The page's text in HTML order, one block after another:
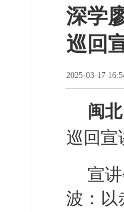
深学
巡回
2025-03-17
闽
巡回宣
宣
波：以